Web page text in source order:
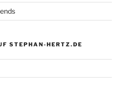
STEPHAN-HERTZ.DE